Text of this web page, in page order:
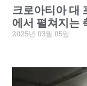
크로아티아 대
에서 펼쳐지는
2025년 03월 05일